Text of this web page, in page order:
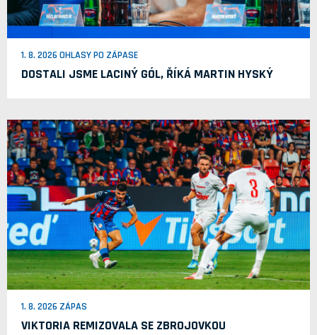
1. 8. 2026 OHLASY PO ZÁPASE
DOSTALI JSME LACINÝ GÓL, ŘÍKÁ MARTIN HYSKÝ
1. 8. 2026 ZÁPAS
VIKTORIA REMIZOVALA SE ZBROJOVKOU